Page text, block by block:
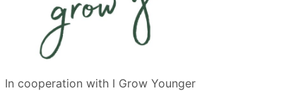
In cooperation with I Grow Younger